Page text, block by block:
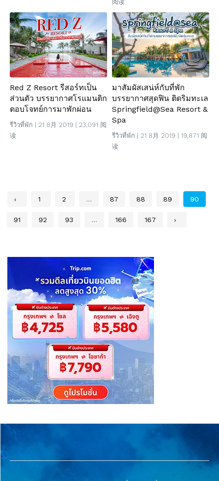
阅读
Red Z Resort รีสอร์ทเป็น
ส่วนตัว บรรยากาศโรแมนติก
ตอบโจทย์การมาพักผ่อน
รีวิวที่พัก | 21 8月 2019 | 23,091 阅
读
มาสัมผัสเสน่ห์กับที่พัก
บรรยากาศสุดฟิน ติดริมทะเล
Springfield@Sea Resort &
Spa
รีวิวที่พัก | 21 8月 2019 | 19,871 阅
读
‹ 1 2 ... 87 88 89 90
91 92 93 ... 166 167 ›